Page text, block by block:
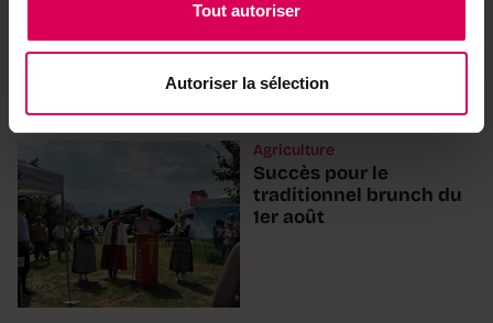
Tout autoriser
Autoriser la sélection
Agriculture
Succès pour le
traditionnel brunch du
1er août